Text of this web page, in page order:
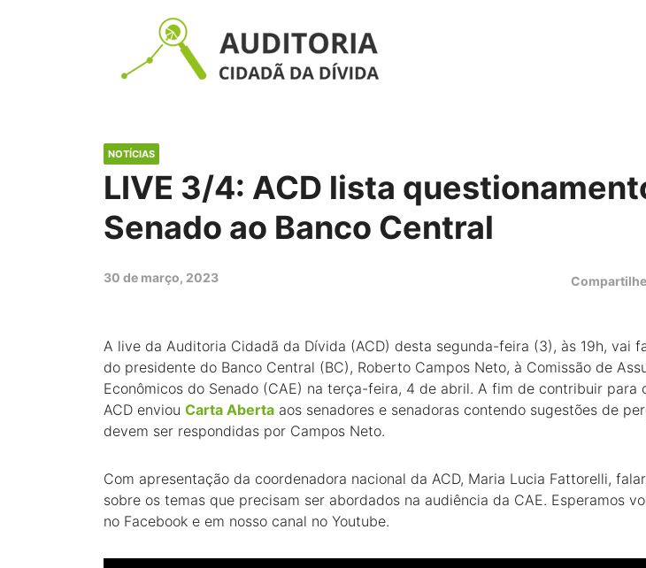
NOTÍCIAS
LIVE 3/4: ACD lista
Senado ao Banco Central
30 de março, 2023
A live da Auditoria Cidadã da Dívida (ACD) desta segunda-feira (3), às 19h, vai
do presidente do Banco Central (BC), Roberto Campos Neto, à Comissão de
Econômicos do Senado (CAE) na terça-feira, 4 de abril. A fim de contribuir para
ACD enviou Carta Aberta aos senadores e senadoras contendo sugestões de
devem ser respondidas por Campos Neto.
Com apresentação da coordenadora nacional da ACD, Maria Lucia Fattorelli,
sobre os temas que precisam ser abordados na audiência da CAE. Esperamos
no Facebook e em nosso canal no Youtube.